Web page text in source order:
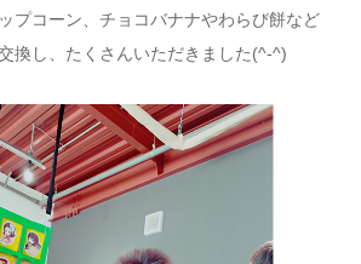
プコーン、チョコバナナやわらび餅など
換し、たくさんいただきました(^-^)